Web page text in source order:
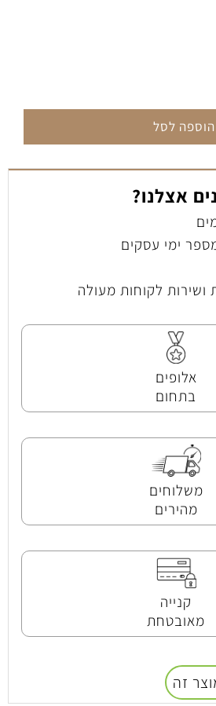
הוספה לסל
אצלנו?
ימי עסקים
ושירות לקוחות מעולה
אלופים
בתחום
משלוחים
מהירים
קנייה
מאובטחת
זה